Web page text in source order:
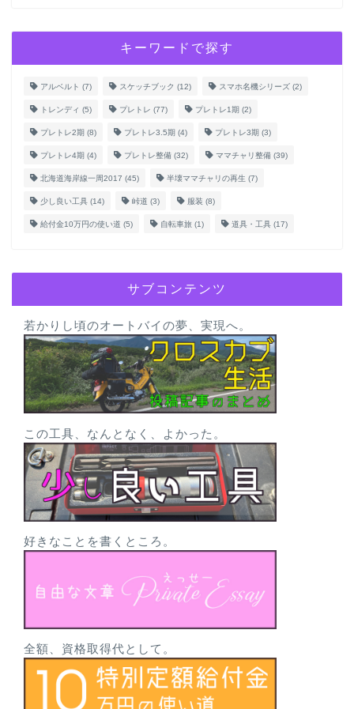
キーワードで探す
アルベルト (7) スケッチブック (12) スマホ名機シリーズ (2)
トレンディ (5) プレトレ (77) プレトレ1期 (2)
プレトレ2期 (8) プレトレ3.5期 (4) プレトレ3期 (3)
プレトレ4期 (4) プレトレ整備 (32) ママチャリ整備 (39)
北海道海岸線一周2017 (45) 半壊ママチャリの再生 (7)
少し良い工具 (14) 峠道 (3) 服装 (8)
給付金10万円の使い道 (5) 自転車旅 (1) 道具・工具 (17)
サブコンテンツ
若かりし頃のオートバイの夢、実現へ。
この工具、なんとなく、よかった。
好きなことを書くところ。
全額、資格取得代として。